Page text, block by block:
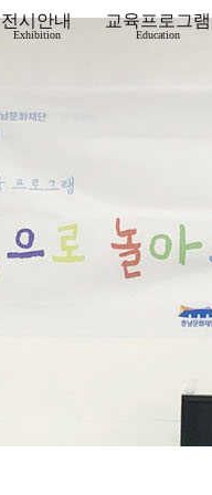
전시안내
Exhibition
교육프로그램
Education